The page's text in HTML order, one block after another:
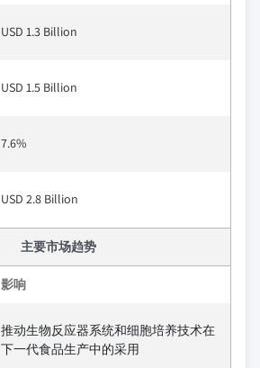
USD 1.3 Billion
USD 1.5 Billion
7.6%
USD 2.8 Billion
主要市场趋势
影响
推动生物反应器系统和细胞培养技术在
下一代食品生产中的采用